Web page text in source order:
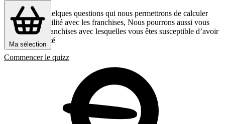
Ma sélection
Répondez a quelques questions qui nous permettrons de calculer
votre compatibilité avec les franchises, Nous pourrons aussi vous
présenter les franchises avec lesquelles vous êtes susceptible d’avoir
le plus d’affinité
Commencer le quizz